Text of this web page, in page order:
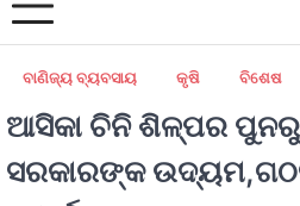
ବାଣିଜ୍ୟ ବ୍ୟବସାୟ କୃଷି ବିଶେଷ
ଆସିକା ଚିନି ଶିଳ୍ପର
ସରକାରଙ୍କ